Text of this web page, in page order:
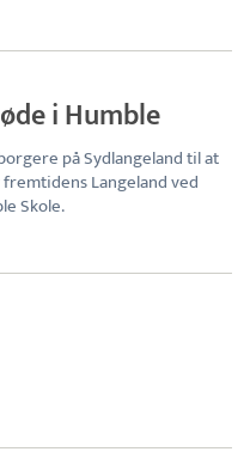
i Humble
på Sydlangeland til at
Langeland ved
Skole.